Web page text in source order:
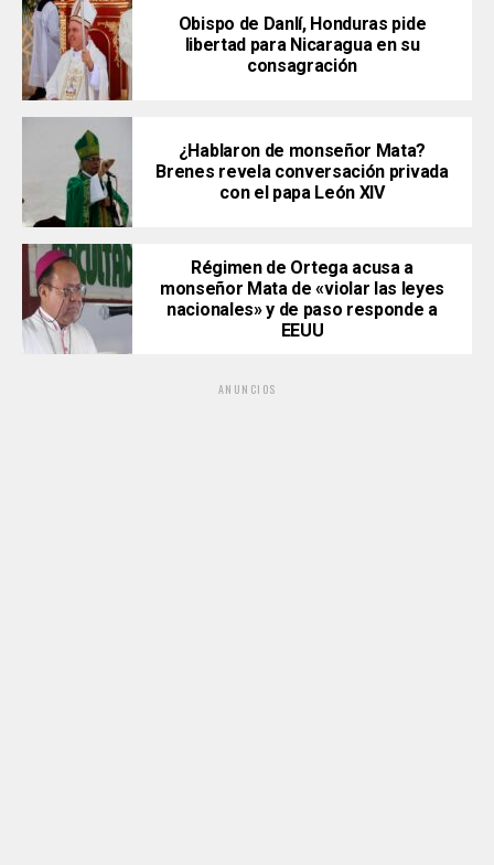
Obispo de Danlí, Honduras pide
libertad para Nicaragua en su
consagración
¿Hablaron de monseñor Mata?
Brenes revela conversación privada
con el papa León XIV
Régimen de Ortega acusa a
monseñor Mata de «violar las leyes
nacionales» y de paso responde a
EEUU
ANUNCIOS